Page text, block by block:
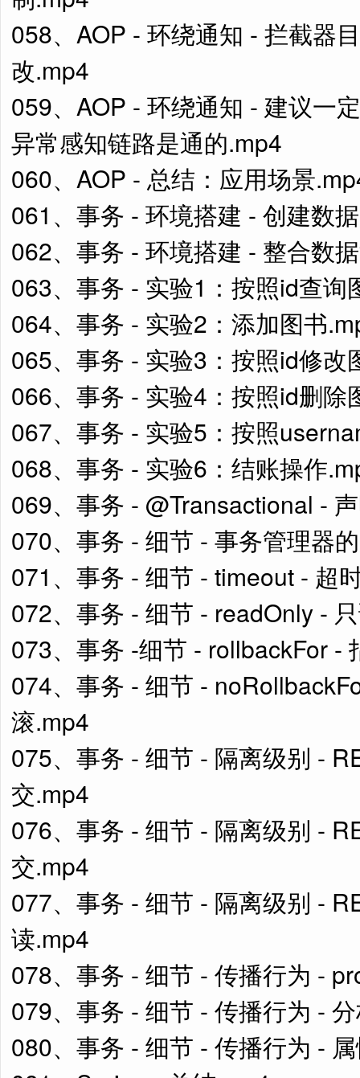
058、AOP - 环绕通知 - 拦截器
改.mp4
059、AOP - 环绕通知 - 建议一
异常感知链路是通的.mp4
060、AOP - 总结：应用场景
061、事务 - 环境搭建 - 创建数
062、事务 - 环境搭建 - 整合数
063、事务 - 实验1：按照id查
064、事务 - 实验2：添加图书
065、事务 - 实验3：按照id修改
066、事务 - 实验4：按照id删除
067、事务 - 实验5：按照
068、事务 - 实验6：结账操作
069、事务 - @Transactional -
070、事务 - 细节 - 事务管理器
071、事务 - 细节 - timeout - 超
072、事务 - 细节 - readOnly -
073、事务 -细节 - rollbackFor -
074、事务 - 细节 -
滚.mp4
075、事务 - 细节 - 隔离级别 -
交.mp4
076、事务 - 细节 - 隔离级别 -
交.mp4
077、事务 - 细节 - 隔离级别 -
读.mp4
078、事务 - 细节 - 传播行为 -
079、事务 - 细节 - 传播行为 -
080、事务 - 细节 - 传播行为 -